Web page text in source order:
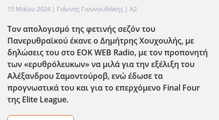
15 Μαΐου 2024 | Γιάννης Γιαννουδάκης | A2
Τον απολογισμό της φετινής σεζόν του
Πανερυθραϊκού έκανε ο Δημήτρης Χουχουλής, με
δηλώσεις του στο EOKWEB Radio, με τον προπονητή
των «ερυθρόλευκων» να μιλά για την εξέλιξη του
Αλέξανδρου Σαμοντούροβ, ενώ έδωσε τα
προγνωστικά του και για το επερχόμενο Final Four
της Elite League.